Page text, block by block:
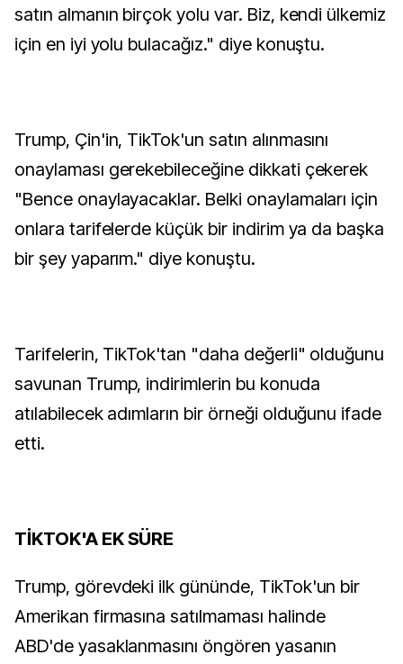
satın almanın birçok yolu var. Biz, kendi ülkemiz
için en iyi yolu bulacağız." diye konuştu.
Trump, Çin'in, TikTok'un satın alınmasını
onaylaması gerekebileceğine dikkati çekerek
"Bence onaylayacaklar. Belki onaylamaları için
onlara tarifelerde küçük bir indirim ya da başka
bir şey yaparım." diye konuştu.
Tarifelerin, TikTok'tan "daha değerli" olduğunu
savunan Trump, indirimlerin bu konuda
atılabilecek adımların bir örneği olduğunu ifade
etti.
TİKTOK'A EK SÜRE
Trump, görevdeki ilk gününde, TikTok'un bir
Amerikan firmasına satılmaması halinde
ABD'de yasaklanmasını öngören yasanın